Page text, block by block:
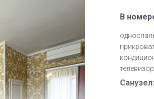
В
телевизор
Санузел: